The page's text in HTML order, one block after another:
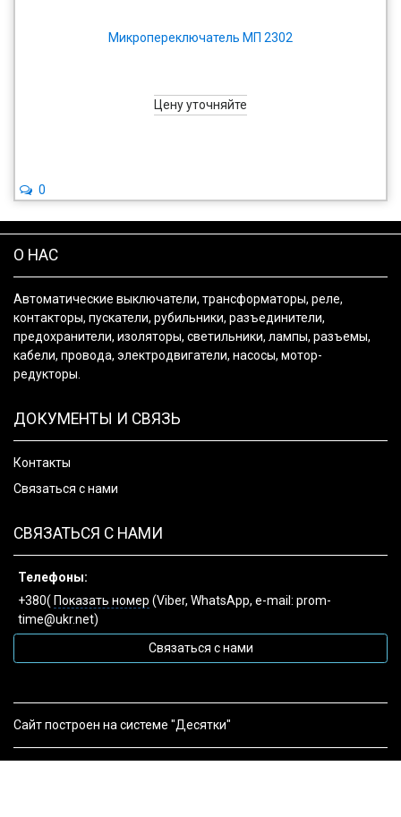
Микропереключатель МП 2302
Цену уточняйте
0
О НАС
Автоматические выключатели, трансформаторы, реле,
контакторы, пускатели, рубильники, разъединители,
предохранители, изоляторы, светильники, лампы, разъемы,
кабели, провода, электродвигатели, насосы, мотор-
редукторы.
ДОКУМЕНТЫ И СВЯЗЬ
Контакты
Связаться с нами
СВЯЗАТЬСЯ С НАМИ
Телефоны:
+380( Показать номер (Viber, WhatsApp, e-mail: prom-
time@ukr.net)
Связаться с нами
Сайт построен на системе "Десятки"